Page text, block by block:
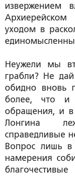
извержением
уходом в
Неужели мы
грабли? Не
обидно вновь
более, что и
обращения, и в
Лонгина
справедливые
Вопрос лишь
намерения